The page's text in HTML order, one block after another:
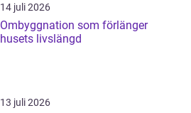
14 juli 2026
Ombyggnation som förlänger
husets livslängd
13 juli 2026